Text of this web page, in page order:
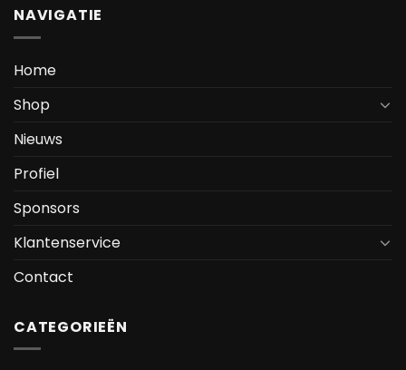
NAVIGATIE
Home
Shop
Nieuws
Profiel
Sponsors
Klantenservice
Contact
CATEGORIEËN